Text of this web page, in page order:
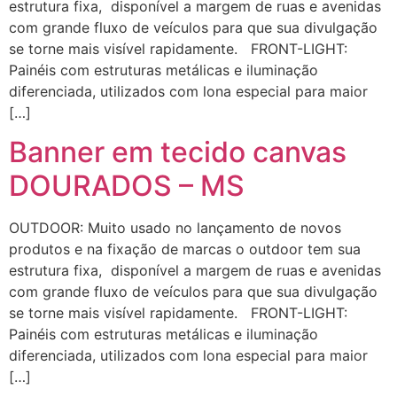
estrutura fixa, disponível a margem de ruas e avenidas
com grande fluxo de veículos para que sua divulgação
se torne mais visível rapidamente. FRONT-LIGHT:
Painéis com estruturas metálicas e iluminação
diferenciada, utilizados com lona especial para maior
[…]
Banner em tecido canvas
DOURADOS – MS
OUTDOOR: Muito usado no lançamento de novos
produtos e na fixação de marcas o outdoor tem sua
estrutura fixa, disponível a margem de ruas e avenidas
com grande fluxo de veículos para que sua divulgação
se torne mais visível rapidamente. FRONT-LIGHT:
Painéis com estruturas metálicas e iluminação
diferenciada, utilizados com lona especial para maior
[…]